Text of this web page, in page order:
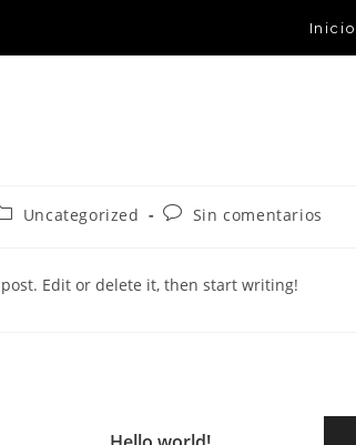
Inicio
Uncategorized Sin comentarios
Edit or delete it, then start writing!